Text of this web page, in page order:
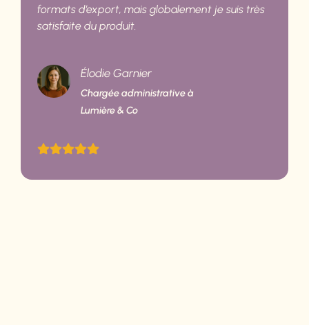
formats d’export, mais globalement je suis très
satisfaite du produit.
Élodie Garnier
Chargée administrative à
Lumière & Co